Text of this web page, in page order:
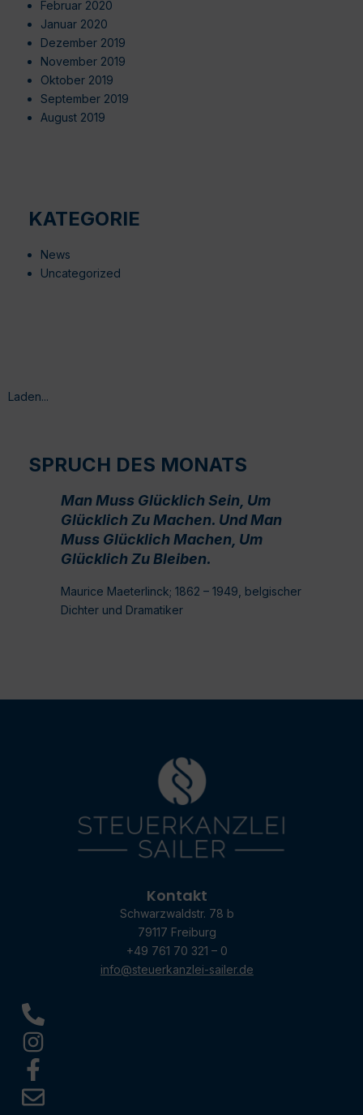
Februar 2020
Januar 2020
Dezember 2019
November 2019
Oktober 2019
September 2019
August 2019
KATEGORIE
News
Uncategorized
Laden...
SPRUCH DES MONATS
Man Muss Glücklich Sein, Um
Glücklich Zu Machen. Und Man
Muss Glücklich Machen, Um
Glücklich Zu Bleiben.
Maurice Maeterlinck; 1862 – 1949, belgischer
Dichter und Dramatiker
Kontakt
Schwarzwaldstr. 78 b
79117 Freiburg
+49 761 70 321 – 0
info@steuerkanzlei-sailer.de